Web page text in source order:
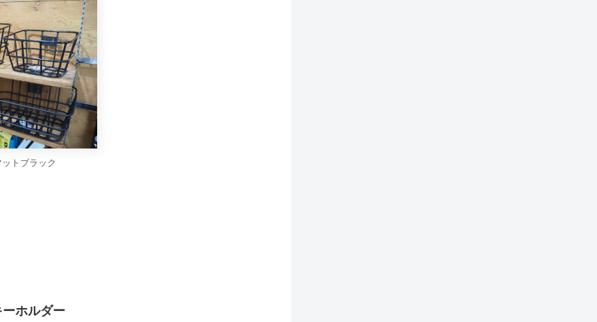
ットブラック
ーホルダー